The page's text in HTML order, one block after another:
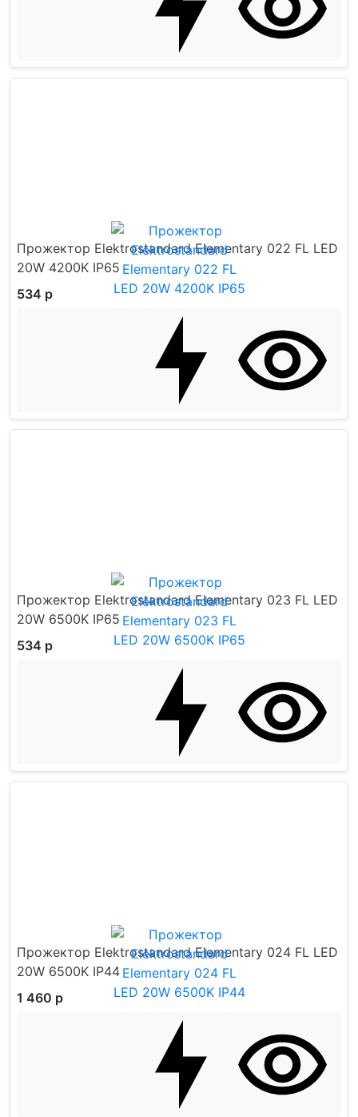
Прожектор Elektrostandard Elementary 022 FL LED
20W 4200K IP65
534 р
Прожектор Elektrostandard Elementary 023 FL LED
20W 6500K IP65
534 р
Прожектор Elektrostandard Elementary 024 FL LED
20W 6500K IP44
1 460 р